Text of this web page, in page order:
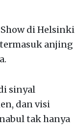
di Helsinki
anjing
sinyal
dan visi
tak hanya